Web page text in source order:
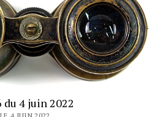
4 juin 2022